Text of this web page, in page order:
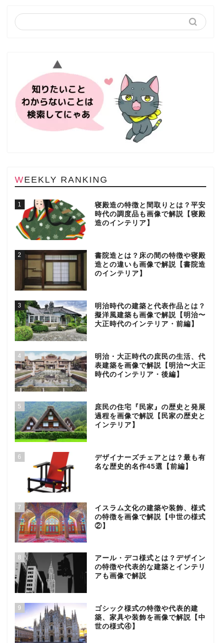
WEEKLY RANKING
1
寝殿造の特徴と間取りとは？平安
時代の調度品も画像で解説【寝殿
造のインテリア】
2
書院造とは？床の間の特徴や寝殿
造との違いも画像で解説【書院造
のインテリア】
3
明治時代の建築と代表作品とは？
擬洋風建築も画像で解説【明治〜
大正時代のインテリア・前編】
4
明治・大正時代の庶民の生活、代
表建築を画像で解説【明治〜大正
時代のインテリア・後編】
5
庶民の住宅『民家』の歴史と発展
過程を画像で解説【民家の歴史と
インテリア】
6
デザイナーズチェアとは？最も有
名な歴史的名作45選【前編】
7
イスラム文化の建築や装飾、様式
の特徴を画像で解説【中世の様式
②】
8
アール・デコ様式とは？デザイン
の特徴や代表的な建築とインテリ
アも画像で解説
9
ゴシック様式の特徴や代表的建
築、家具や装飾を画像で解説【中
世の様式④】